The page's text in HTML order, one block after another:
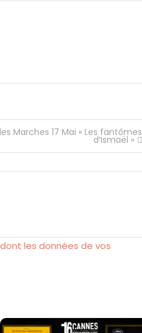
Marches 17 Mai « Les fantômes
d’Ismaël »
les données de vos